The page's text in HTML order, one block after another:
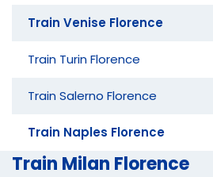
Train Venise Florence
Train Turin Florence
Train Salerno Florence
Train Naples Florence
Train Milan Florence